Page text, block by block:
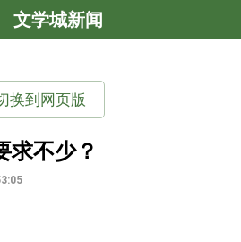
文学城新闻
换到网页版
求不少？